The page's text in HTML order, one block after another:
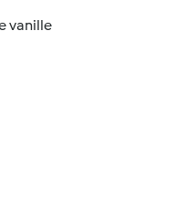
vanille